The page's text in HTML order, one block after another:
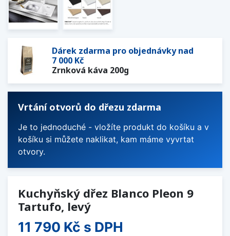
Dárek zdarma pro objednávky nad
7 000 Kč
Zrnková káva 200g
Vrtání otvorů do dřezu zdarma
Je to jednoduché - vložíte produkt do košíku a v
košíku si můžete naklikat, kam máme vyvrtat
otvory.
Kuchyňský dřez Blanco Pleon 9
Tartufo, levý
11 790 Kč s DPH